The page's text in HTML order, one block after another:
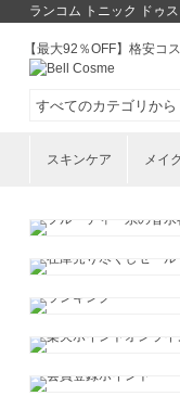
ランコム トニック ドゥ
【最大92％OFF】格安コ
スキンケア メイ